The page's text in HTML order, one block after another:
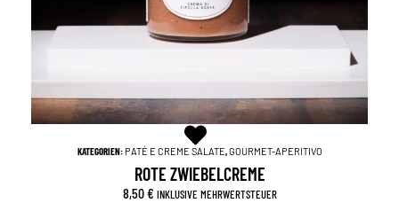
KATEGORIEN: PATÉ E CREME SALATE,GOURMET-APERITIVO
ROTE ZWIEBELCREME
8,50€ INKLUSIVE MEHRWERTSTEUER